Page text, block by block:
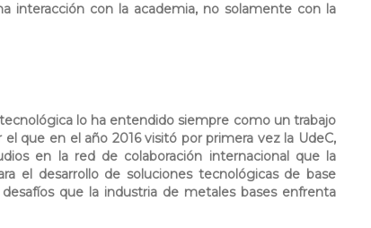
interacción con la academia, no solamente con la
lo ha entendido siempre como un trabajo
que en el año 2016 visitó por primera vez la UdeC,
en la red de colaboración internacional que la
el desarrollo de soluciones tecnológicas de base
que la industria de metales bases enfrenta